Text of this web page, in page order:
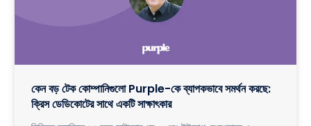
কেন বড় টেক কোম্পানিগুলো Purple-কে ব্যাপকভাবে সমর্থন করছে:
ক্রিস ডেডিকোটের সাথে একটি সাক্ষাৎকার